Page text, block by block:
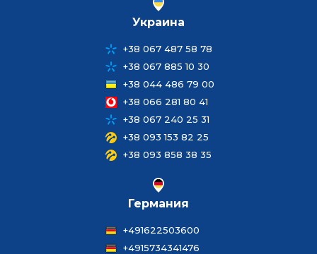
Украина
+38 067 487 58 78
+38 067 885 10 30
+38 044 486 79 00
+38 066 281 80 41
+38 067 240 25 31
+38 093 153 82 25
+38 093 858 38 35
Германия
+491622503600
+4915734341476